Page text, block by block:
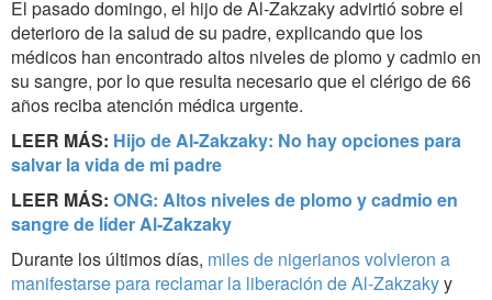
El pasado domingo, el hijo de Al-Zakzaky advirtió sobre el
deterioro de la salud de su padre, explicando que los
médicos han encontrado altos niveles de plomo y cadmio en
su sangre, por lo que resulta necesario que el clérigo de 66
años reciba atención médica urgente.
LEER MÁS: Hijo de Al-Zakzaky: No hay opciones para
salvar la vida de mi padre
LEER MÁS: ONG: Altos niveles de plomo y cadmio en
sangre de líder Al-Zakzaky
Durante los últimos días, miles de nigerianos volvieron a
manifestarse para reclamar la liberación de Al-Zakzakyy